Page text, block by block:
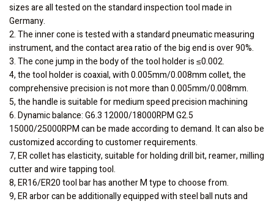
sizes are all tested on the standard inspection tool made in
Germany.
2. The inner cone is tested with a standard pneumatic measuring
instrument, and the contact area ratio of the big end is over 90%.
3. The cone jump in the body of the tool holder is ≤0.002.
4, the tool holder is coaxial, with 0.005mm/0.008mm collet, the
comprehensive precision is not more than 0.005mm/0.008mm.
5, the handle is suitable for medium speed precision machining
6. Dynamic balance: G6.3 12000/18000RPM G2.5
15000/25000RPM can be made according to demand. It can also be
customized according to customer requirements.
7, ER collet has elasticity, suitable for holding drill bit, reamer, milling
cutter and wire tapping tool.
8, ER16/ER20 tool bar has another M type to choose from.
9, ER arbor can be additionally equipped with steel ball nuts and